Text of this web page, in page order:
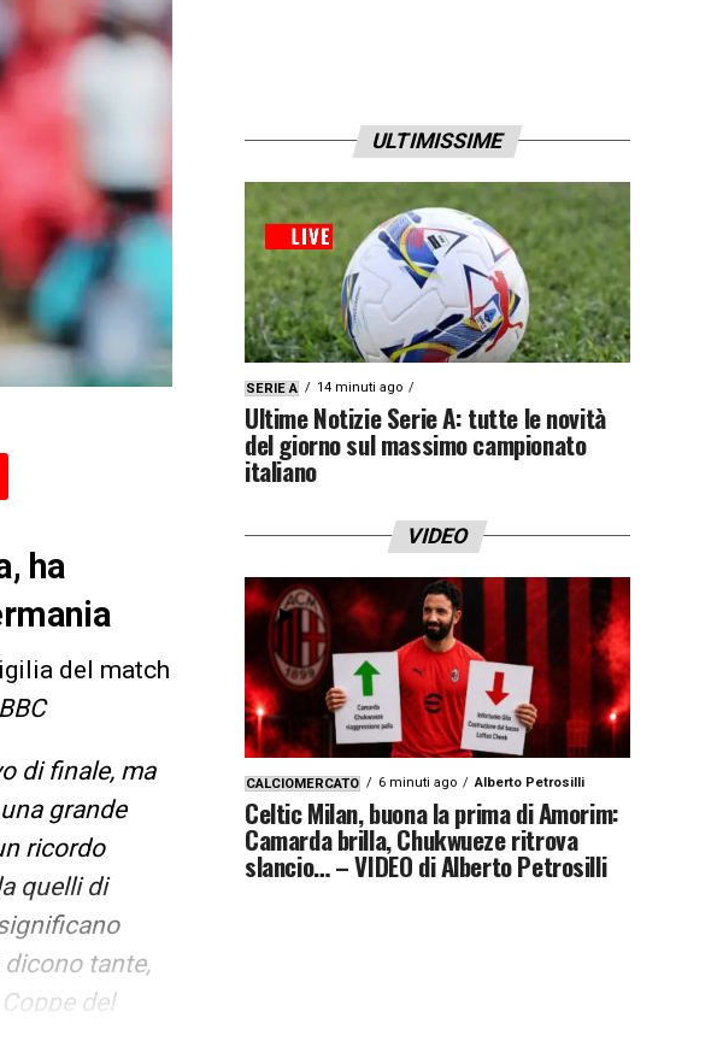
ha
del match
BBC
di finale, ma
grande
ricordo
quelli di
tante,
del
di
ULTIMISSIME
SERIE A 14 minuti ago
Ultime Notizie Serie A: tutte le novità
del giorno sul massimo campionato
italiano
VIDEO
CALCIOMERCATO 6 minuti ago Alberto Petrosilli
Celtic Milan, buona la prima di Amorim:
Camarda brilla, Chukwueze ritrova
slancio… – VIDEO di Alberto Petrosilli